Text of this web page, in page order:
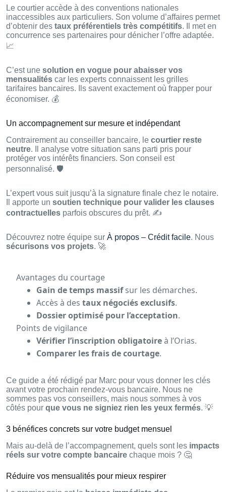
Le courtier accède à des conventions nationales
inaccessibles aux particuliers. Son volume d’affaires permet
d’obtenir des taux préférentiels très compétitifs. Il met en
concurrence ses partenaires pour dénicher l’offre adaptée.
📈
C’est une solution en vogue pour abaisser vos
mensualités car les experts connaissent les grilles
tarifaires bancaires. Ils savent exactement où frapper pour
économiser. 💰
Un accompagnement sur mesure et indépendant
Contrairement au conseiller bancaire, le courtier reste
neutre. Il analyse votre situation sans parti pris pour
protéger vos intérêts financiers. Son conseil est
personnalisé. 🛡️
L’expert vous suit jusqu’à la signature finale chez le notaire.
Il apporte un soutien technique pour valider les clauses
contractuelles parfois obscures du prêt. ✍️
Découvrez notre équipe sur À propos – Crédit facile. Nous
sécurisons vos projets. 🚀
Avantages du courtage
Gain de temps massifsur les démarches.
Accès à des taux négociés exclusifs.
Dossier optimisé pour l’acceptation.
Points de vigilance
Vérifier l’inscription obligatoireà l’Orias.
Comparer les frais de courtage.
Ce guide a été rédigé par Marc pour vous donner les clés
avant votre prochain rendez-vous bancaire. Nous ne
sommes pas vos conseillers, mais nous sommes à vos
côtés pour que vous ne signiez rien les yeux fermés. 💡
3 bénéfices concrets sur votre budget mensuel
Mais au-delà de l’accompagnement, quels sont les impacts
réels sur votre compte bancaire chaque mois ? 🤔
Réduire vos mensualités pour mieux respirer